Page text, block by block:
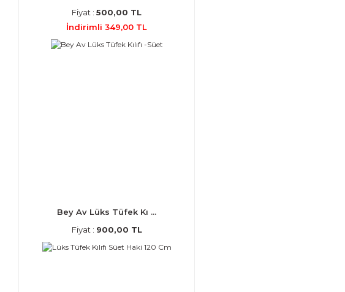
Fiyat : 500,00 TL
İndirimli 349,00 TL
Bey Av Lüks Tüfek Kı ...
Fiyat : 900,00 TL